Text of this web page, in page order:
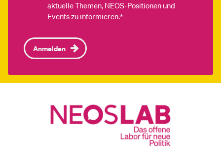
aktuelle Themen, NEOS-Positionen und
Events zu informieren.*
Anmelden